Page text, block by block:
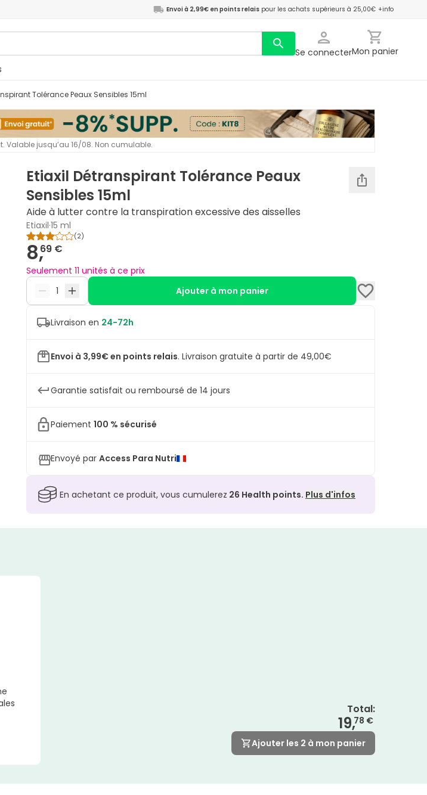
Envoi à 2,99€ en points relais pour les achats supérieurs à 25,00€ +info
Se connecterMon panier
Tolérance Peaux Sensibles 15ml
Valable jusqu’au 16/08. Non cumulable.
Etiaxil Détranspirant Tolérance Peaux
Sensibles 15ml
Aide à lutter contre la transpiration excessive des aisselles
Etiaxil·15 ml
(2)
8,69 €
Seulement 11 unités à ce prix
Ajouter à mon panier
Livraison en 24-72h
Envoi à 3,99€ en points relais. Livraison gratuite à partir de 49,00€
Garantie satisfait ou remboursé de 14 jours
Paiement 100 % sécurisé
Envoyé par Access Para Nutri
En achetant ce produit, vous cumulerez 26 Health points. Plus d'infos
Total:
19,78 €
Ajouter les 2 à mon panier